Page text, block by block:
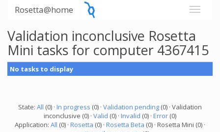
Rosetta@home
Validation inconclusive Rosetta
Mini tasks for computer 4367415
No tasks to display
State: All (0) · In progress (0) · Validation pending (0) · Validation
inconclusive (0) · Valid (0) · Invalid (0) · Error (0)
Application: All (0) · Rosetta (0) · Rosetta Beta (0) · Rosetta Mini (0) ·